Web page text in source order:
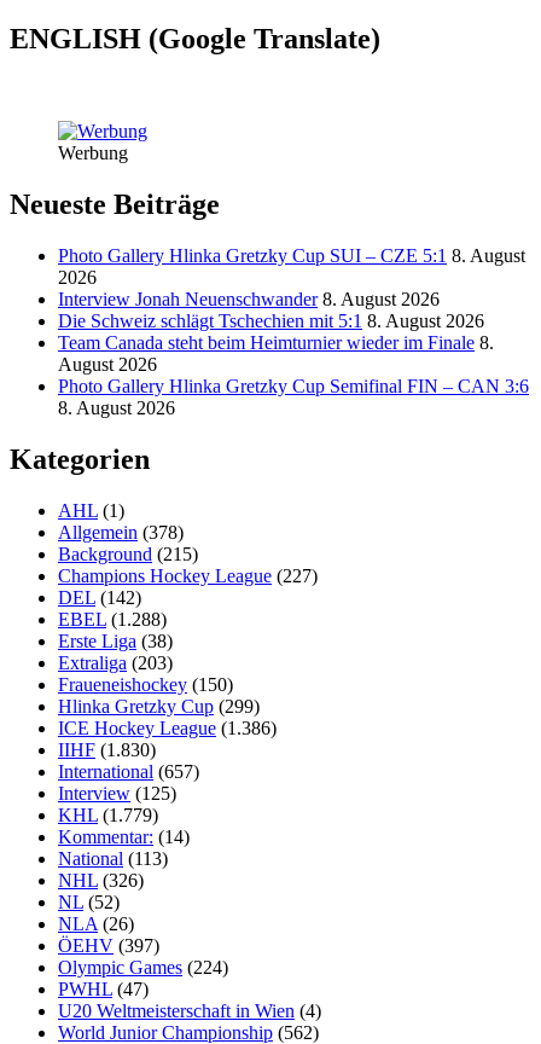
ENGLISH (Google Translate)
Werbung
Neueste Beiträge
Photo Gallery Hlinka Gretzky Cup SUI – CZE 5:1 8. August
2026
Interview Jonah Neuenschwander 8. August 2026
Die Schweiz schlägt Tschechien mit 5:1 8. August 2026
Team Canada steht beim Heimturnier wieder im Finale 8.
August 2026
Photo Gallery Hlinka Gretzky Cup Semifinal FIN – CAN 3:6
8. August 2026
Kategorien
AHL (1)
Allgemein (378)
Background (215)
Champions Hockey League (227)
DEL (142)
EBEL (1.288)
Erste Liga (38)
Extraliga (203)
Fraueneishockey (150)
Hlinka Gretzky Cup (299)
ICE Hockey League (1.386)
IIHF (1.830)
International (657)
Interview (125)
KHL (1.779)
Kommentar: (14)
National (113)
NHL (326)
NL (52)
NLA (26)
ÖEHV (397)
Olympic Games (224)
PWHL (47)
U20 Weltmeisterschaft in Wien (4)
World Junior Championship (562)